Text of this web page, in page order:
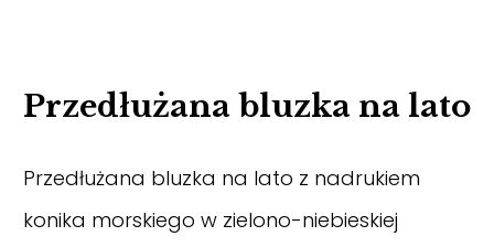
Przedłużana bluzka na lato
Przedłużana bluzka na lato z nadrukiem
konika morskiego w zielono-niebieskiej